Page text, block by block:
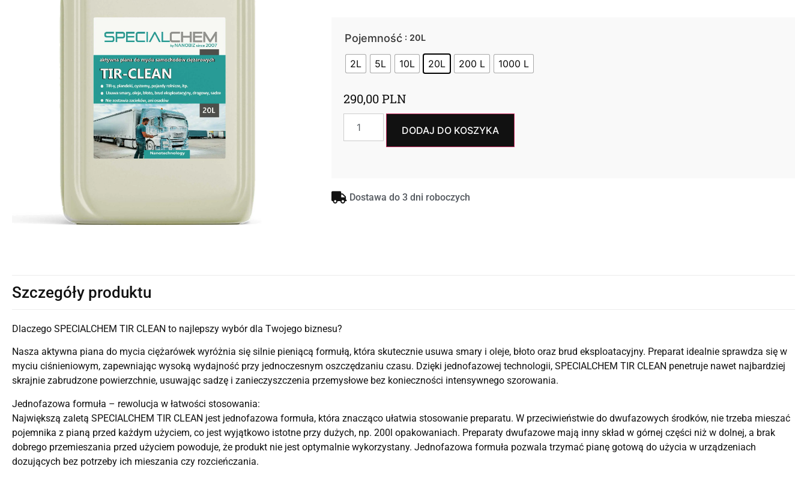
Pojemność : 20L
2L 5L 10L 20L 200 L 1000 L
290,00PLN
DODAJ DO KOSZYKA
Dostawa do 3 dni roboczych
Szczegóły produktu
Dlaczego SPECIALCHEM TIR CLEAN to najlepszy wybór dla Twojego biznesu?
Nasza aktywna piana do mycia ciężarówek wyróżnia się silnie pieniącą formułą, która skutecznie usuwa smary i oleje, błoto oraz brud eksploatacyjny. Preparat idealnie sprawdza się w
myciu ciśnieniowym, zapewniając wysoką wydajność przy jednoczesnym oszczędzaniu czasu. Dzięki jednofazowej technologii, SPECIALCHEM TIR CLEAN penetruje nawet najbardziej
skrajnie zabrudzone powierzchnie, usuwając sadzę i zanieczyszczenia przemysłowe bez konieczności intensywnego szorowania.
Jednofazowa formuła – rewolucja w łatwości stosowania:
Największą zaletą SPECIALCHEM TIR CLEAN jest jednofazowa formuła, która znacząco ułatwia stosowanie preparatu. W przeciwieństwie do dwufazowych środków, nie trzeba mieszać
pojemnika z pianą przed każdym użyciem, co jest wyjątkowo istotne przy dużych, np. 200l opakowaniach. Preparaty dwufazowe mają inny skład w górnej części niż w dolnej, a brak
dobrego przemieszania przed użyciem powoduje, że produkt nie jest optymalnie wykorzystany. Jednofazowa formuła pozwala trzymać pianę gotową do użycia w urządzeniach
dozujących bez potrzeby ich mieszania czy rozcieńczania.